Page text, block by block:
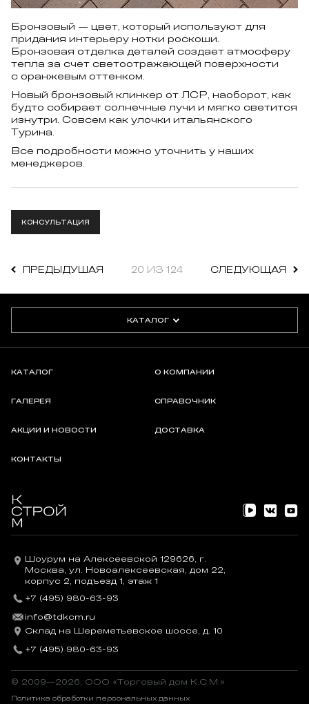
Бронзовый — цвет, который используют для
придания интерьеру нотки роскоши.
Бронзовая отделка деталей создает атмосферу
тепла за счет светоотражающей поверхности
с оранжевым оттенком.
Новый бронзовый клинкер от ЛСР, наоборот, как
будто собирает солнечные лучи и мягко светится
изнутри. Совсем как улочки итальянского
Турина.
Все подробности можно уточнить у наших
менеджеров.
КОНСУЛЬТАЦИЯ
ПРЕДЫДУШАЯ 20 ИЗ 124 СЛЕДУЮЩАЯ
КАТАЛОГ
КАТАЛОГ О КОМПАНИИ
ГАЛЕРЕЯ СПРАВОЧНИК
АКЦИИ И НОВОСТИ ДОСТАВКА
КОНТАКТЫ
Шоурум на Алексеевской 129626, г.
Москва, ул. Новоалексеевская, дом 22,
корпус 2, подъезд 1, этаж 1
+7 (495) 980-63-93
info@tdkcm.ru
Склад на Шереметьевское шоссе, д. 10
+7 (495) 980-63-93
© 2009—2026, OOO «Торговый дом К.С.М.»
Политика обработки персональных данных